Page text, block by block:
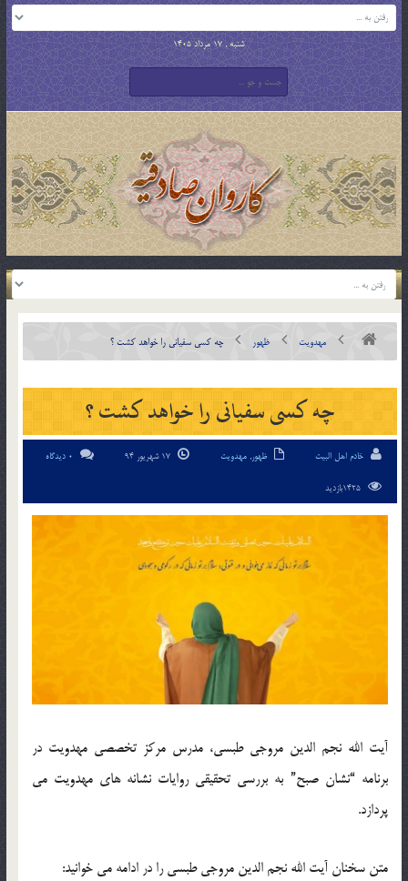
شنبه , 17 مرداد 1405
مهدویت ظهور چه کسی سفیانی را خواهد کشت ؟
چه کسی سفیانی را خواهد کشت ؟
خادم اهل البیت ظهور, مهدویت 0 دیدگاه
آیت الله نجم الدین مروجی طبسی، مدرس مرکز تخصصی مهدویت در
برنامه “نشان صبح” به بررسی تحقیقی روایات نشانه های مهدویت می
پردازد.
متن سخنان آیت الله نجم الدین مروجی طبسی را در ادامه می خوانید: